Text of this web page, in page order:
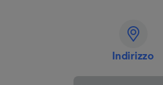
Indirizzo